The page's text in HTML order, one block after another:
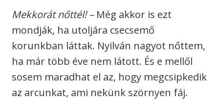
Mekkorát nőttél! – Még akkor is ezt
mondják, ha utoljára csecsemő
korunkban láttak. Nyilván nagyot nőttem,
ha már több éve nem látott. És e mellől
sosem maradhat el az, hogy megcsipkedik
az arcunkat, ami nekünk szörnyen fáj.